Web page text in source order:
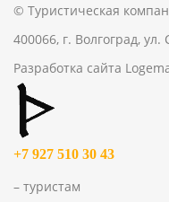
© Туристическая
400066, г. Волгоград, ул.
Разработка сайта
+7 927 510 30 43
– туристам